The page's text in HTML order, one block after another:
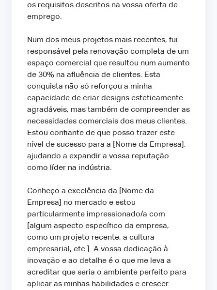
os requisitos descritos na vossa oferta de
emprego.
Num dos meus projetos mais recentes, fui
responsável pela renovação completa de um
espaço comercial que resultou num aumento
de 30% na afluência de clientes. Esta
conquista não só reforçou a minha
capacidade de criar designs esteticamente
agradáveis, mas também de compreender as
necessidades comerciais dos meus clientes.
Estou confiante de que posso trazer este
nível de sucesso para a [Nome da Empresa],
ajudando a expandir a vossa reputação
como líder na indústria.
Conheço a excelência da [Nome da
Empresa] no mercado e estou
particularmente impressionado/a com
[algum aspecto específico da empresa,
como um projeto recente, a cultura
empresarial, etc.]. A vossa dedicação à
inovação e ao detalhe é o que me leva a
acreditar que seria o ambiente perfeito para
aplicar as minhas habilidades e crescer